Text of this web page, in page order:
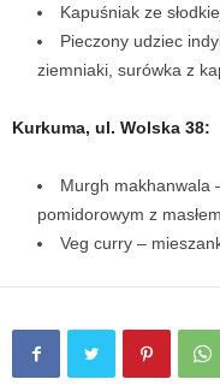
Kapuśniak ze
Pieczony udziec
ziemniaki, surówka z
Kurkuma, ul. Wolska 38:
Murgh makhanwala
pomidorowym z masłem
Veg curry –